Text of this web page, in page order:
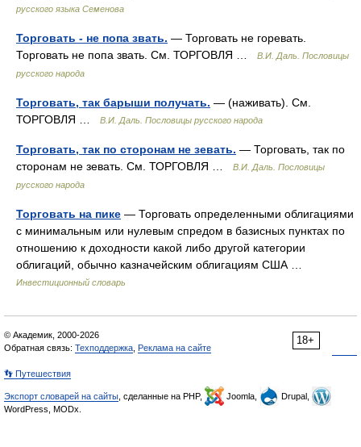
русского языка Семенова
Торговать - не попа звать. — Торговать не горевать.
Торговать не попа звать. См. ТОРГОВЛЯ …
В.И. Даль. Пословицы
русского народа
Торговать, так барыши получать. — (наживать). См.
ТОРГОВЛЯ …
В.И. Даль. Пословицы русского народа
Торговать, так по сторонам не зевать. — Торговать, так по
сторонам не зевать. См. ТОРГОВЛЯ …
В.И. Даль. Пословицы
русского народа
Торговать на пике — Торговать определенными облигациями
с минимальным или нулевым спредом в базисных пунктах по
отношению к доходности какой либо другой категории
облигаций, обычно казначейским облигациям США …
Инвестиционный словарь
18+
© Академик, 2000-2026
Обратная связь: Техподдержка Реклама на сайте
👣 Путешествия
Экспорт словарей на сайты , сделанные на PHP, Joomla,
Drupal,
WordPress, MODx.